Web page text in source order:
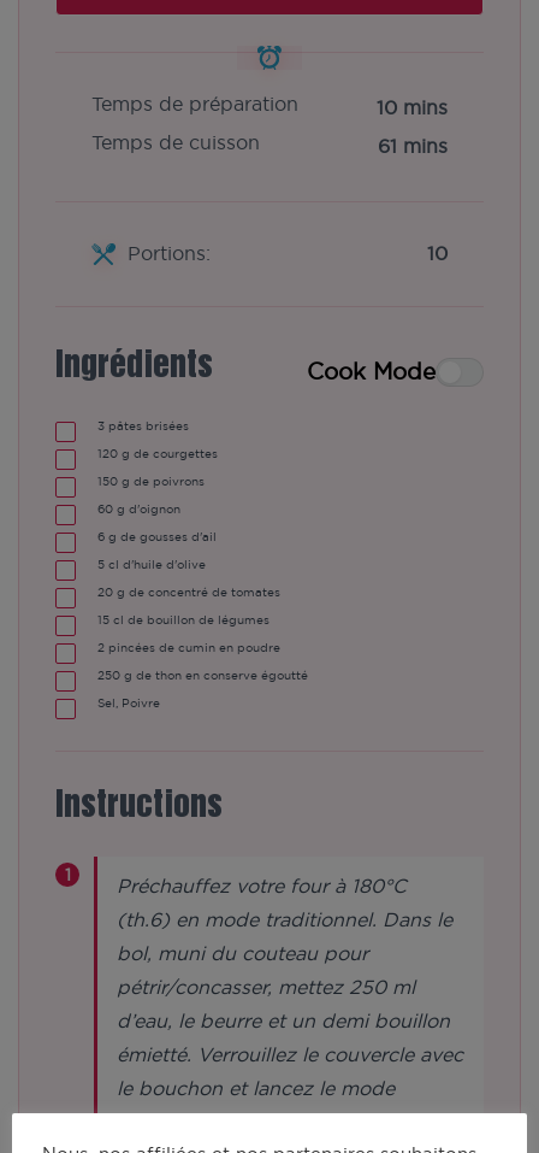
Temps de préparation
10 mins
Temps de cuisson
61 mins
Portions: 10
Ingrédients Cook Mode
3 pâtes brisées
120 g de courgettes
150 g de poivrons
60 g d'oignon
6 g de gousses d'ail
5 cl d'huile d'olive
20 g de concentré de tomates
15 cl de bouillon de légumes
2 pincées de cumin en poudre
250 g de thon en conserve égoutté
Sel, Poivre
Instructions
Préchauffez votre four à 180°C
(th.6) en mode traditionnel. Dans le
bol, muni du couteau pour
pétrir/concasser, mettez 250 ml
d’eau, le beurre et un demi bouillon
émietté. Verrouillez le couvercle avec
le bouchon et lancez le mode